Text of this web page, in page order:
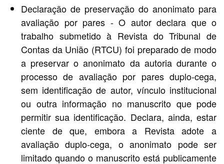
Declaração de preservação do anonimato para
avaliação por pares - O autor declara que o
trabalho submetido à Revista do Tribunal de
Contas da União (RTCU) foi preparado de modo
a preservar o anonimato da autoria durante o
processo de avaliação por pares duplo-cega,
sem identificação de autor, vínculo institucional
ou outra informação no manuscrito que pode
permitir sua identificação. Declara, ainda, estar
ciente de que, embora a Revista adote a
avaliação duplo-cega, o anonimato pode ser
limitado quando o manuscrito está publicamente